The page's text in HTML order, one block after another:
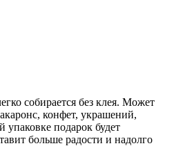
собирается без клея. Может
конфет, украшений,
подарок будет
больше радости и надолго